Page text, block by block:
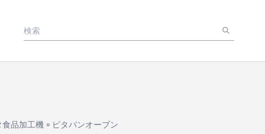
品加工機 » ピタパンオーブン